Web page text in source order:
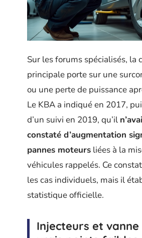
Sur les forums spécialisés, la
principale porte sur une
ou une perte de puissance
Le KBA a indiqué en 2017,
d’un suivi en 2019, qu’il
constaté d’augmentation
pannes moteurs liées à la
véhicules rappelés. Ce
les cas individuels, mais il
statistique officielle.
Injecteurs et vanne